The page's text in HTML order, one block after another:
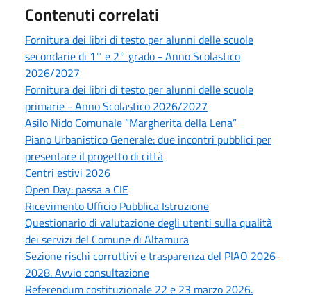
Contenuti correlati
Fornitura dei libri di testo per alunni delle scuole
secondarie di 1° e 2° grado - Anno Scolastico
2026/2027
Fornitura dei libri di testo per alunni delle scuole
primarie - Anno Scolastico 2026/2027
Asilo Nido Comunale “Margherita della Lena”
Piano Urbanistico Generale: due incontri pubblici per
presentare il progetto di città
Centri estivi 2026
Open Day: passa a CIE
Ricevimento Ufficio Pubblica Istruzione
Questionario di valutazione degli utenti sulla qualità
dei servizi del Comune di Altamura
Sezione rischi corruttivi e trasparenza del PIAO 2026-
2028. Avvio consultazione
Referendum costituzionale 22 e 23 marzo 2026.